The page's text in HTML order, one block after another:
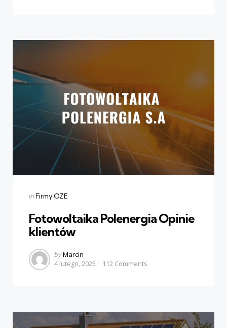
Categories
Posted
inFirmy OZE
Fotowoltaika Polenergia Opinie
klientów
Posted
by
byMarcin
4 lutego, 2025
112 Comments